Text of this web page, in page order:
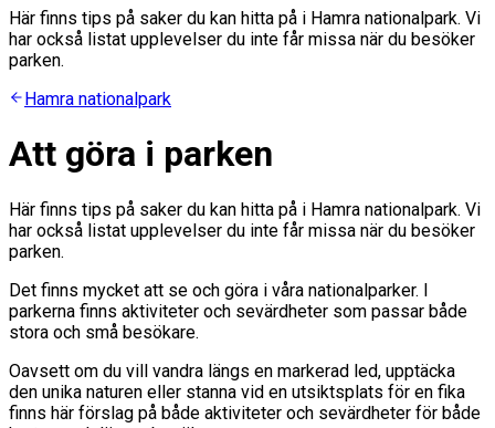
Här finns tips på saker du kan hitta på i Hamra nationalpark. Vi
har också listat upplevelser du inte får missa när du besöker
parken.
Hamra nationalpark
Att göra i parken
Här finns tips på saker du kan hitta på i Hamra nationalpark. Vi
har också listat upplevelser du inte får missa när du besöker
parken.
Det finns mycket att se och göra i våra nationalparker. I
parkerna finns aktiviteter och sevärdheter som passar både
stora och små besökare.
Oavsett om du vill vandra längs en markerad led, upptäcka
den unika naturen eller stanna vid en utsiktsplats för en fika
finns här förslag på både aktiviteter och sevärdheter för både